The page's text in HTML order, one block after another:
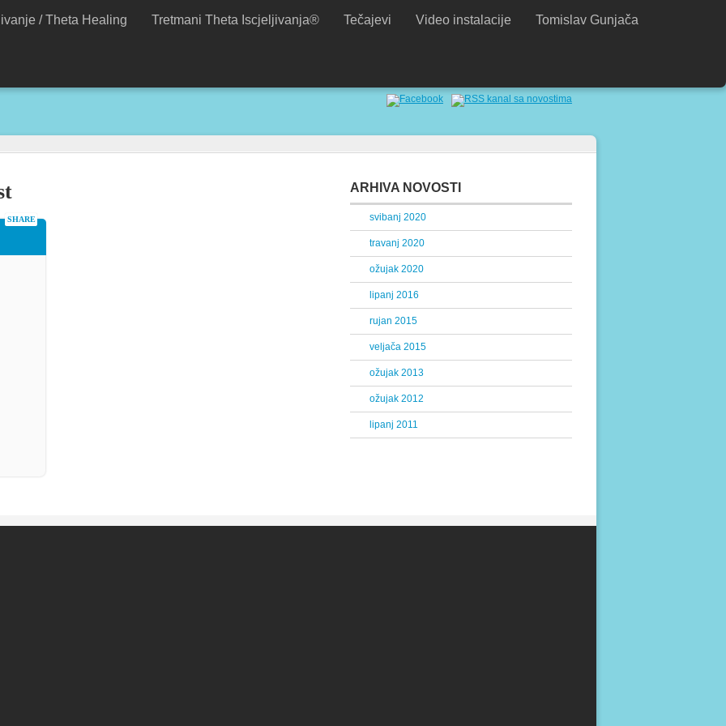
/ Theta Healing Tretmani Theta Iscjeljivanja® Tečajevi Video instalacije Tomislav Gunjača
SHARE
ARHIVA NOVOSTI
svibanj 2020
travanj 2020
ožujak 2020
lipanj 2016
rujan 2015
veljača 2015
ožujak 2013
ožujak 2012
lipanj 2011